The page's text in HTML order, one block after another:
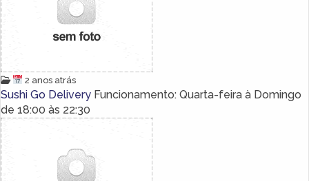
2 anos atrás
Sushi Go Delivery Funcionamento: Quarta-feira à Domingo
de 18:00 às 22:30